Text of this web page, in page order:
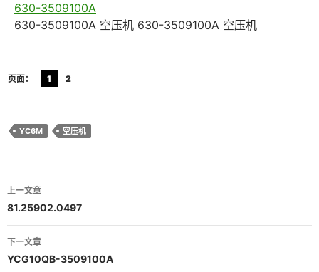
630-3509100A
630-3509100A 空压机 630-3509100A 空压机
页面： 1 2
YC6M 空压机
文
章
导
航
上一文章
81.25902.0497
下一文章
YCG10QB-3509100A